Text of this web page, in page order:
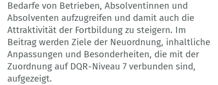
Bedarfe von Betrieben, Absolventinnen und
Absolventen aufzugreifen und damit auch die
Attraktivität der Fortbildung zu steigern. Im
Beitrag werden Ziele der Neuordnung, inhaltliche
Anpassungen und Besonderheiten, die mit der
Zuordnung auf DQR-Niveau 7 verbunden sind,
aufgezeigt.